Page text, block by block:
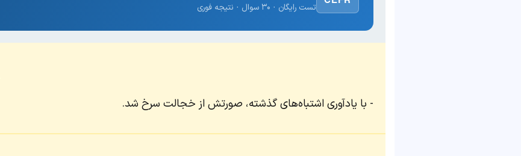
تست رایگان · ۳۰ سوال · نتیجه فوری
با یادآوری اشتباه‌های گذشته، صورتش از خجالت سرخ شد.